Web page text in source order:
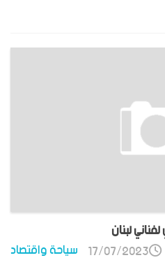
لبنان
سياحة واقتصاد 17/07/2023